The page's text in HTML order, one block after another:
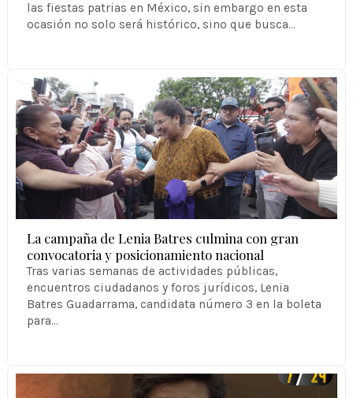
las fiestas patrias en México, sin embargo en esta
ocasión no solo será histórico, sino que busca…
La campaña de Lenia Batres culmina con gran
convocatoria y posicionamiento nacional
Tras varias semanas de actividades públicas,
encuentros ciudadanos y foros jurídicos, Lenia
Batres Guadarrama, candidata número 3 en la boleta
para…